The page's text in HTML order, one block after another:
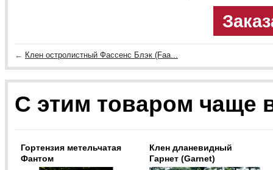
← Клен остролистный Фассенс Блэк (Faa...
С этим товаром чаще
Гортензия метельчатая
Фантом
Клен дланевидный
Гарнет (Garnet)